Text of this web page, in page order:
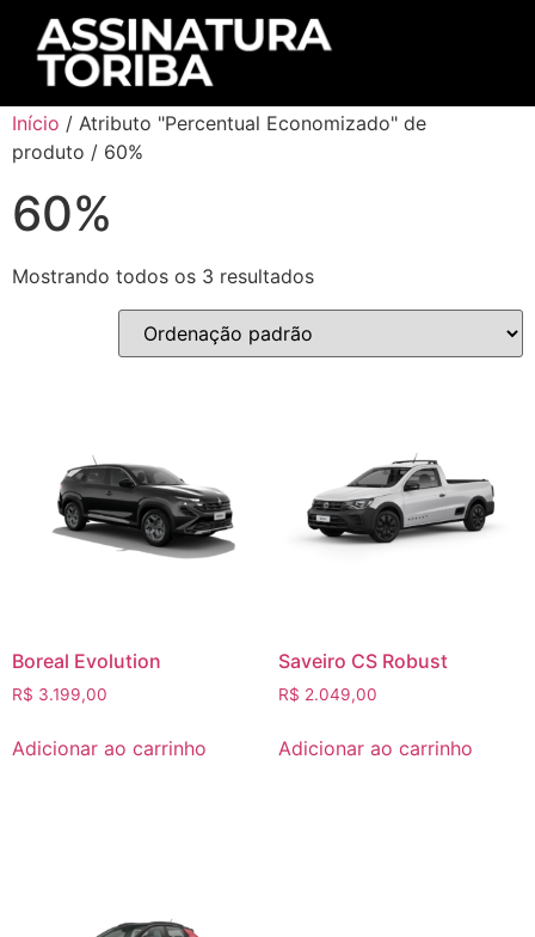
Início / Atributo "Percentual Economizado" de
produto / 60%
60%
Mostrando todos os 3 resultados
Boreal Evolution
R$ 3.199,00
Adicionar ao carrinho
Saveiro CS Robust
R$ 2.049,00
Adicionar ao carrinho